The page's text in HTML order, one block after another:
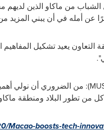
من ماكاو الذين لديهم
عن أمله في أن يبني
التعاون يعيد تشكيل
): من الضروري أن نولي
من تطور البلاد ومنطقة ماكاو
Macao-boosts-tech-